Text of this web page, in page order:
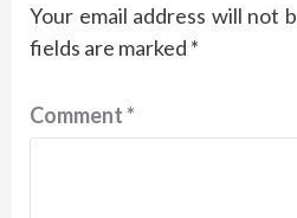
Your email address will not
fields are marked *
Comment*